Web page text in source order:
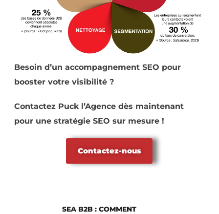
Besoin d’un accompagnement SEO pour
booster votre visibilité ?
Contactez Puck l’Agence dès maintenant
pour une stratégie SEO sur mesure !
Contactez-nous
SEA B2B : COMMENT